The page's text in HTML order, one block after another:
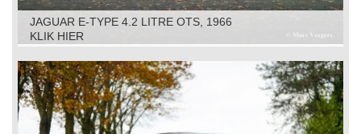
JAGUAR E-TYPE 4.2 LITRE OTS, 1966
KLIK HIER